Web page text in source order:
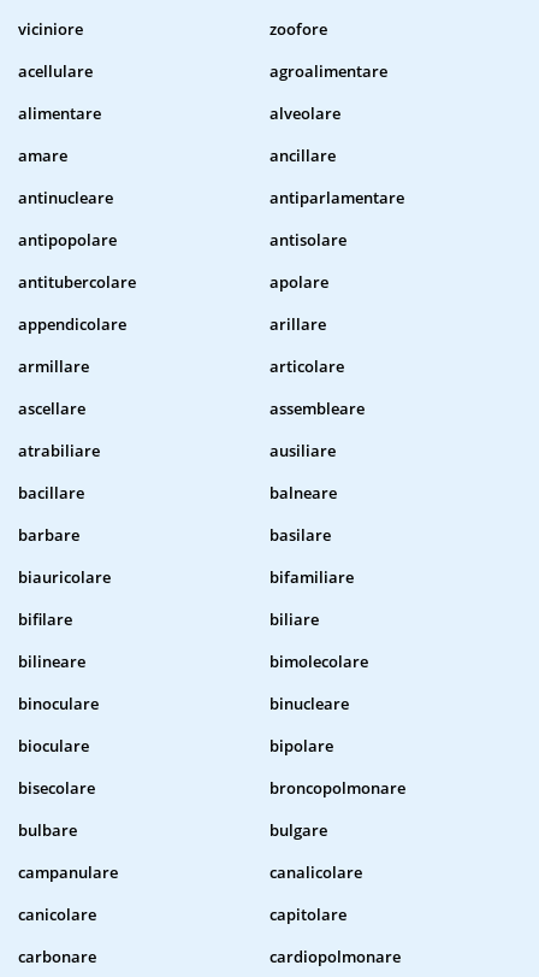
viciniore
zoofore
acellulare
agroalimentare
alimentare
alveolare
amare
ancillare
antinucleare
antiparlamentare
antipopolare
antisolare
antitubercolare
apolare
appendicolare
arillare
armillare
articolare
ascellare
assembleare
atrabiliare
ausiliare
bacillare
balneare
barbare
basilare
biauricolare
bifamiliare
bifilare
biliare
bilineare
bimolecolare
binoculare
binucleare
bioculare
bipolare
bisecolare
broncopolmonare
bulbare
bulgare
campanulare
canalicolare
canicolare
capitolare
carbonare
cardiopolmonare